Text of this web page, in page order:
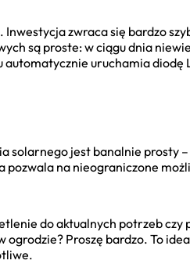
zwraca się bardzo
są proste: w ciągu dnia
uruchamia diodę
solarnego jest banalnie prosty
pozwala na nieograniczone
do aktualnych potrzeb czy
Proszę bardzo. To